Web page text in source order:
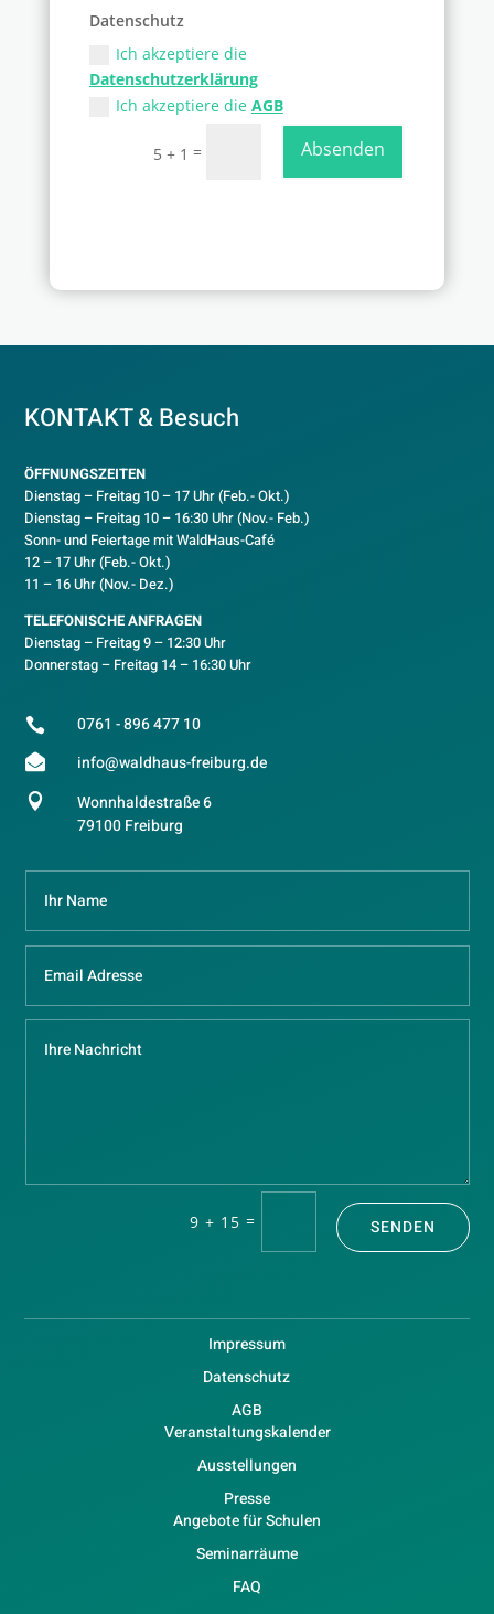
Datenschutz
Ich akzeptiere die
Datenschutzerklärung
Ich akzeptiere die AGB
5 + 1 = Absenden
KONTAKT & Besuch
ÖFFNUNGSZEITEN
Dienstag – Freitag 10 – 17 Uhr (Feb.- Okt.)
Dienstag – Freitag 10 – 16:30 Uhr (Nov.- Feb.)
Sonn- und Feiertage mit WaldHaus-Café
12 – 17 Uhr (Feb.- Okt.)
11 – 16 Uhr (Nov.- Dez.)
TELEFONISCHE ANFRAGEN
Dienstag – Freitag 9 – 12:30 Uhr
Donnerstag – Freitag 14 – 16:30 Uhr
 0761 - 896 477 10
 info@waldhaus-freiburg.de

Wonnhaldestraße 6
79100 Freiburg
9 + 15 = SENDEN
Impressum
Datenschutz
AGB
Veranstaltungskalender
Ausstellungen
Presse
Angebote für Schulen
Seminarräume
FAQ